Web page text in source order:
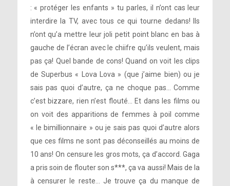
: « protéger les enfants » tu parles, il n’ont cas leur
interdire la TV, avec tous ce qui tourne dedans! Ils
n’ont qu’a mettre leur joli petit point blanc en bas à
gauche de l’écran avec le chiifre qu’ils veulent, mais
pas ça! Quel bande de cons! Quand on voit les clips
de Superbus « Lova Lova » (que j’aime bien) ou je
sais pas quoi d’autre, ça ne choque pas… Comme
c’est bizzare, rien n’est flouté… Et dans les films ou
on voit des apparitions de femmes à poil comme
« le bimillionnaire » ou je sais pas quoi d’autre alors
que ces films ne sont pas déconseillés au moins de
10 ans! On censure les gros mots, ça d’accord. Gaga
a pris soin de flouter son s***, ça va aussi! Mais de la
à censurer le reste… Je trouve ça du manque de